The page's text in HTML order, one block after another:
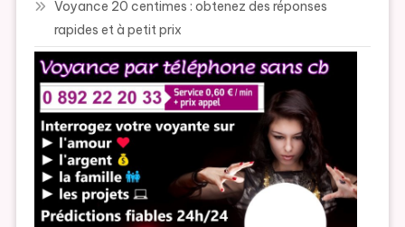
Voyance 20 centimes : obtenez des réponses
rapides et à petit prix